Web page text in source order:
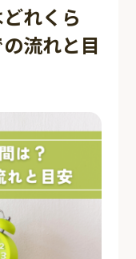
れくら
流れと目